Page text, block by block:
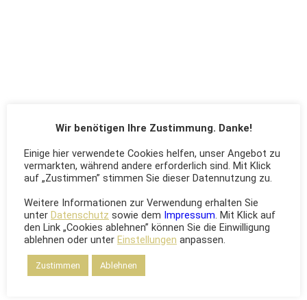
MASSIVE OPTIONS
satisfy any needs.
Wir benötigen Ihre Zustimmung. Danke!
Einige hier verwendete Cookies helfen, unser Angebot zu
vermarkten, während andere erforderlich sind. Mit Klick
auf „Zustimmen” stimmen Sie dieser Datennutzung zu.
Weitere Informationen zur Verwendung erhalten Sie
unter Datenschutz sowie dem Impressum. Mit Klick auf
den Link „Cookies ablehnen” können Sie die Einwilligung
ablehnen oder unter Einstellungen anpassen.
Zustimmen Ablehnen